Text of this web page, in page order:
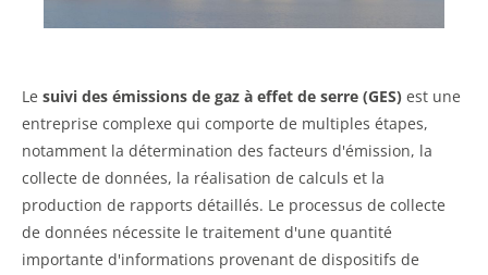
Le suivi des émissions de gaz à effet de serre (GES) est une
entreprise complexe qui comporte de multiples étapes,
notamment la détermination des facteurs d'émission, la
collecte de données, la réalisation de calculs et la
production de rapports détaillés. Le processus de collecte
de données nécessite le traitement d'une quantité
importante d'informations provenant de dispositifs de